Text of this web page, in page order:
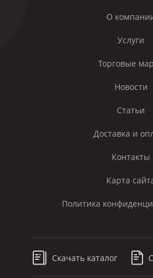
О
Услуги
Торговые
Новости
Статьи
Доставка и
Контакты
Карта
Политика
Скачать каталог